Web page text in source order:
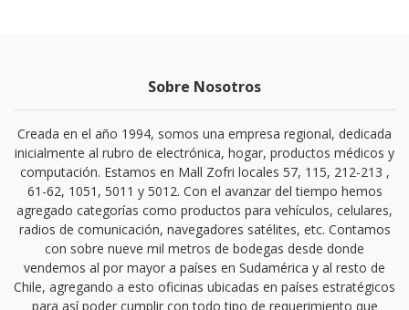
Sobre Nosotros
Creada en el año 1994, somos una empresa regional, dedicada
inicialmente al rubro de electrónica, hogar, productos médicos y
computación. Estamos en Mall Zofri locales 57, 115, 212-213 ,
61-62, 1051, 5011 y 5012. Con el avanzar del tiempo hemos
agregado categorías como productos para vehículos, celulares,
radios de comunicación, navegadores satélites, etc. Contamos
con sobre nueve mil metros de bodegas desde donde
vendemos al por mayor a países en Sudamérica y al resto de
Chile, agregando a esto oficinas ubicadas en países estratégicos
para así poder cumplir con todo tipo de requerimiento que